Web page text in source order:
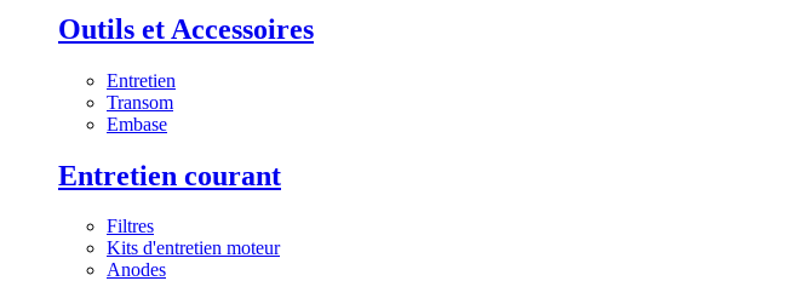
Outils et Accessoires
Entretien
Transom
Embase
Entretien courant
Filtres
Kits d'entretien moteur
Anodes